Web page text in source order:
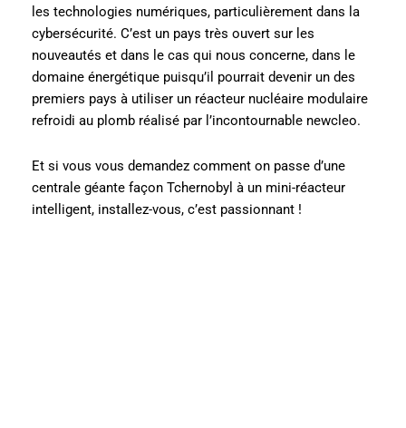
les technologies numériques, particulièrement dans la
cybersécurité. C’est un pays très ouvert sur les
nouveautés et dans le cas qui nous concerne, dans le
domaine énergétique puisqu’il pourrait devenir un des
premiers pays à utiliser un réacteur nucléaire modulaire
refroidi au plomb réalisé par l’incontournable newcleo.
Et si vous vous demandez comment on passe d’une
centrale géante façon Tchernobyl à un mini-réacteur
intelligent, installez-vous, c’est passionnant !